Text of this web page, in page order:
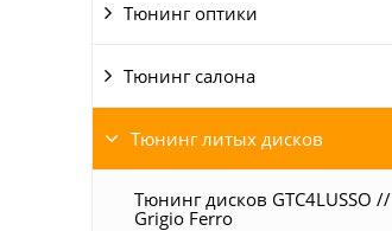
Тюнинг оптики
Тюнинг салона
Тюнинг литых дисков
Тюнинг дисков GTC4LUSSO //
Grigio Ferro